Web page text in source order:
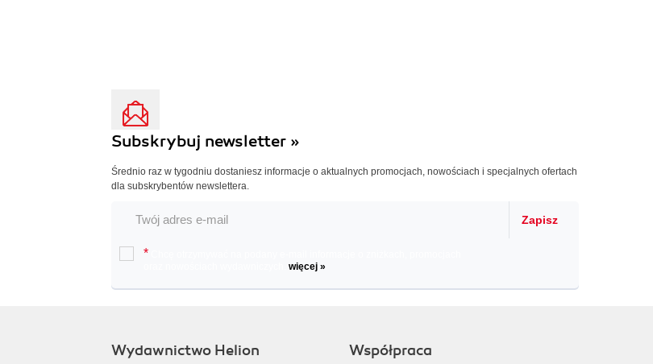
Subskrybuj newsletter »
Średnio raz w tygodniu dostaniesz informacje o aktualnych promocjach, nowościach i specjalnych ofertach
dla subskrybentów newslettera.
Zapisz
*
więcej »
Wydawnictwo Helion Współpraca